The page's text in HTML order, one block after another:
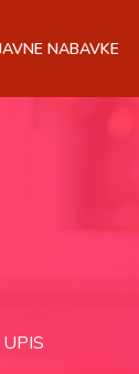
NABAVKE